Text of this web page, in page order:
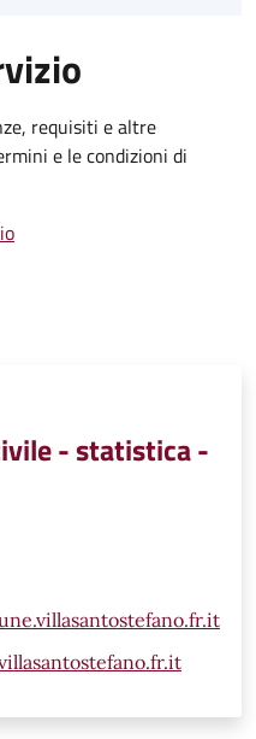
requisiti e altre
e le condizioni di
- statistica -